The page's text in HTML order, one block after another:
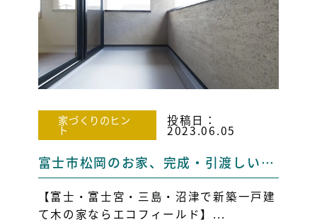
家づくりのヒン
ト
投稿日：
2023.06.05
富士市松岡のお家、完成・引渡しいたしました！ パート3！！ 【富士市・富士宮市・三島・長泉 新築戸建て・注文住宅】
【富士・富士宮・三島・沼津で新築一戸建
て木の家ならエコフィールド】...